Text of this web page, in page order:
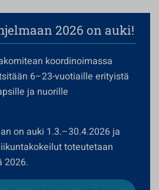
2026 on auki!
koordinoimassa
6–23-vuotiaille erityistä
ja nuorille
on auki 1.3.–30.4.2026 ja
toteutetaan
2026.